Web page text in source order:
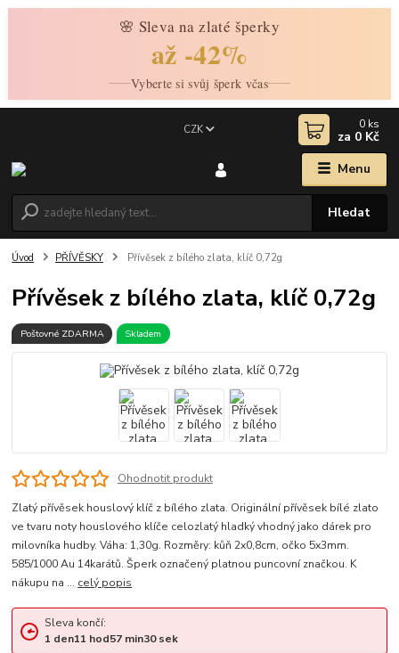
🌸 Sleva na zlaté šperky
až -42%
Vyberte si svůj šperk včas
Menu
CZK
Hledat
0 ks
za 0 Kč
Úvod PŘÍVĚSKY Přívěsek z bílého zlata, klíč 0,72g
Přívěsek z bílého zlata, klíč 0,72g
Poštovné ZDARMA Skladem
Ohodnotit produkt
Zlatý přívěsek houslový klíč z bílého zlata. Originální přívěsek bílé zlato
ve tvaru noty houslového klíče celozlatý hladký vhodný jako dárek pro
milovníka hudby. Váha: 1,30g. Rozměry: kůň 2x0,8cm, očko 5x3mm.
585/1000 Au 14karátů. Šperk označený platnou puncovní značkou. K
nákupu na ... celý popis
Sleva končí:
1 den11 hod57min30sek